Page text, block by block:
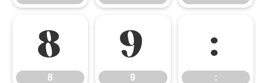
8
8
9
9
:
: